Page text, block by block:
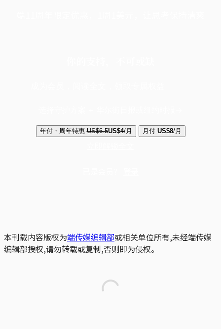
年付・周年特惠 US$6.5US$4/月 月付 US$8/月
本刊载内容版权为端传媒编辑部或相关单位所有,未经端传媒
编辑部授权,请勿转载或复制,否则即为侵权。